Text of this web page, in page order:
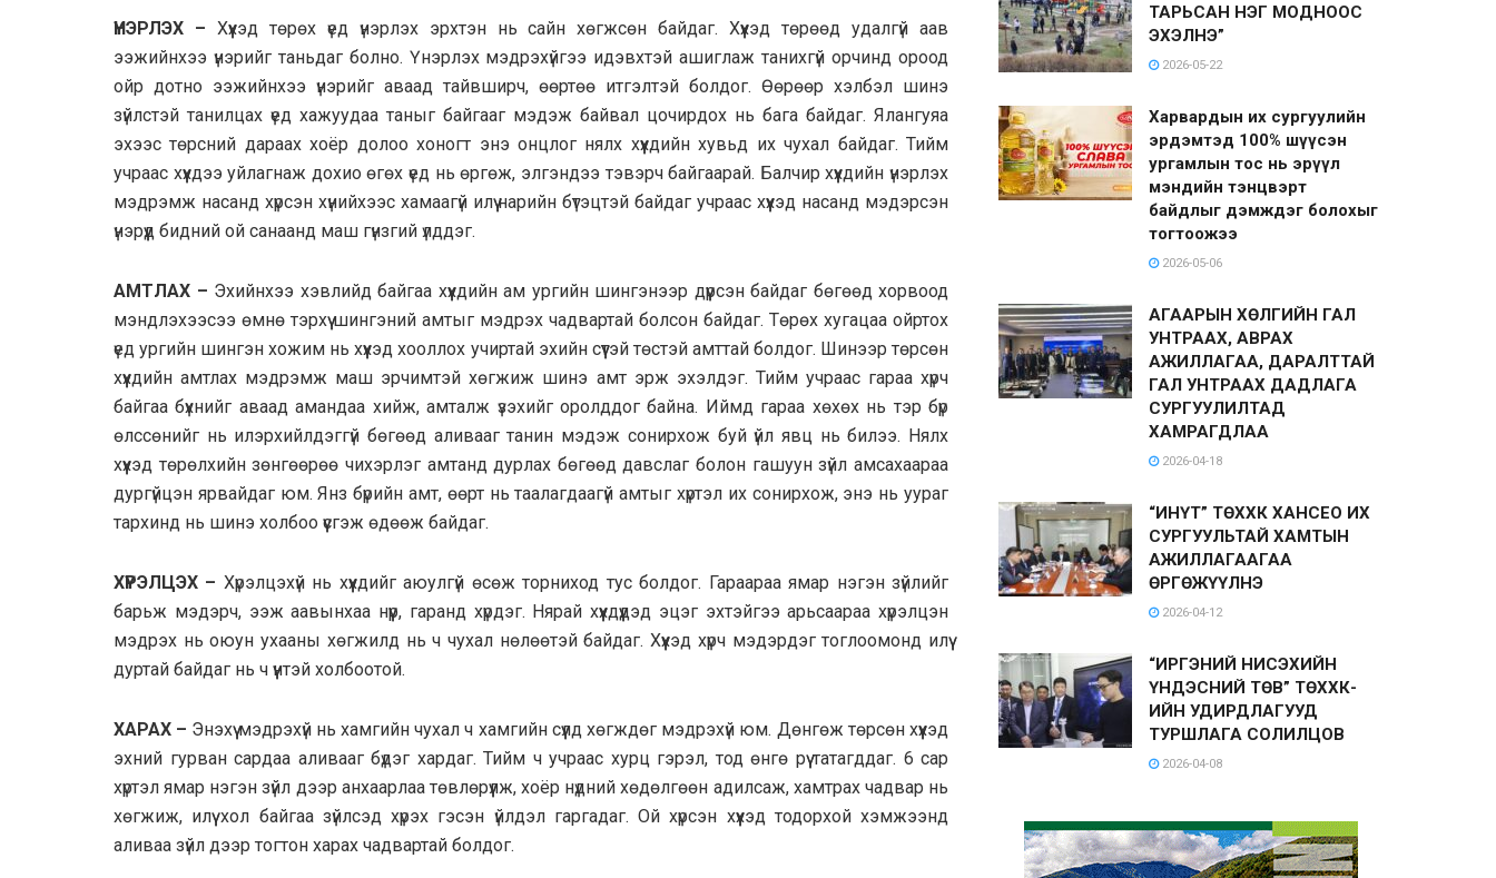
ҮНЭРЛЭХ – Хүүхэд төрөх үед үнэрлэх эрхтэн нь сайн хөгжсөн байдаг. Хүүхэд төрөөд удалгүй аав
ээжийнхээ үнэрийг таньдаг болно. Үнэрлэх мэдрэхүйгээ идэвхтэй ашиглаж танихгүй орчинд ороод
ойр дотно ээжийнхээ үнэрийг аваад тайвширч, өөртөө итгэлтэй болдог. Өөрөөр хэлбэл шинэ
зүйлстэй танилцах үед хажуудаа таныг байгааг мэдэж байвал цочирдох нь бага байдаг. Ялангуяа
эхээс төрсний дараах хоёр долоо хоногт энэ онцлог нялх хүүхдийн хувьд их чухал байдаг. Тийм
учраас хүүхдээ уйлагнаж дохио өгөх үед нь өргөж, элгэндээ тэвэрч байгаарай. Балчир хүүхдийн үнэрлэх
мэдрэмж насанд хүрсэн хүнийхээс хамаагүй илүү нарийн бүтэцтэй байдаг учраас хүүхэд насанд мэдэрсэн
үнэрүүд бидний ой санаанд маш гүнзгий үлддэг.
АМТЛАХ – Эхийнхээ хэвлийд байгаа хүүхдийн ам ургийн шингэнээр дүүрсэн байдаг бөгөөд хорвоод
мэндлэхээсээ өмнө тэрхүү шингэний амтыг мэдрэх чадвартай болсон байдаг. Төрөх хугацаа ойртох
үед ургийн шингэн хожим нь хүүхэд хооллох учиртай эхийн сүүтэй төстэй амттай болдог. Шинээр төрсөн
хүүхдийн амтлах мэдрэмж маш эрчимтэй хөгжиж шинэ амт эрж эхэлдэг. Тийм учраас гараа хүрч
байгаа бүхнийг аваад амандаа хийж, амталж үзэхийг оролддог байна. Иймд гараа хөхөх нь тэр бүр
өлссөнийг нь илэрхийлдэггүй бөгөөд аливааг танин мэдэж сонирхож буй үйл явц нь билээ. Нялх
хүүхэд төрөлхийн зөнгөөрөө чихэрлэг амтанд дурлах бөгөөд давслаг болон гашуун зүйл амсахаараа
дургүйцэн ярвайдаг юм. Янз бүрийн амт, өөрт нь таалагдаагүй амтыг хүртэл их сонирхож, энэ нь уураг
тархинд нь шинэ холбоо үүсгэж өдөөж байдаг.
ХҮРЭЛЦЭХ – Хүрэлцэхүй нь хүүхдийг аюулгүй өсөж торниход тус болдог. Гараараа ямар нэгэн зүйлийг
барьж мэдэрч, ээж аавынхаа нүүр, гаранд хүрдэг. Нярай хүүхдүүдэд эцэг эхтэйгээ арьсаараа хүрэлцэн
мэдрэх нь оюун ухааны хөгжилд нь ч чухал нөлөөтэй байдаг. Хүүхэд хүрч мэдэрдэг тоглоомонд илүү
дуртай байдаг нь ч үүнтэй холбоотой.
ХАРАХ – Энэхүү мэдрэхүй нь хамгийн чухал ч хамгийн сүүлд хөгждөг мэдрэхүй юм. Дөнгөж төрсөн хүүхэд
эхний гурван сардаа аливааг бүдэг хардаг. Тийм ч учраас хурц гэрэл, тод өнгө рүү татагддаг. 6 сар
хүртэл ямар нэгэн зүйл дээр анхаарлаа төвлөрүүлж, хоёр нүдний хөдөлгөөн адилсаж, хамтрах чадвар нь
хөгжиж, илүү хол байгаа зүйлсэд хүрэх гэсэн үйлдэл гаргадаг. Ой хүрсэн хүүхэд тодорхой хэмжээнд
аливаа зүйл дээр тогтон харах чадвартай болдог.
ТАРЬСАН НЭГ МОДНООС
ЭХЭЛНЭ”
2026-05-22
Харвардын их сургуулийн
эрдэмтэд 100% шүүсэн
ургамлын тос нь эрүүл
мэндийн тэнцвэрт
байдлыг дэмждэг болохыг
тогтоожээ
2026-05-06
АГААРЫН ХӨЛГИЙН ГАЛ
УНТРААХ, АВРАХ
АЖИЛЛАГАА, ДАРАЛТТАЙ
ГАЛ УНТРААХ ДАДЛАГА
СУРГУУЛИЛТАД
ХАМРАГДЛАА
2026-04-18
“ИНҮТ” ТӨХХК ХАНСЕО ИХ
СУРГУУЛЬТАЙ ХАМТЫН
АЖИЛЛАГААГАА
ӨРГӨЖҮҮЛНЭ
2026-04-12
“ИРГЭНИЙ НИСЭХИЙН
ҮНДЭСНИЙ ТӨВ” ТӨХХК-
ИЙН УДИРДЛАГУУД
ТУРШЛАГА СОЛИЛЦОВ
2026-04-08